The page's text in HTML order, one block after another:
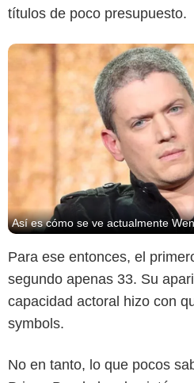
títulos de poco presupuesto.
Así es cómo se ve actualmente
Para ese entonces, el
segundo apenas 33. Su
capacidad actoral hizo con
symbols.
No en tanto, lo que pocos